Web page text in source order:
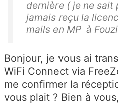
dernière ( je ne sait
jamais reçu la
mails en MP à
Bonjour, je vous ai
WiFi Connect via
me confirmer la
vous plait ? Bien à vous,